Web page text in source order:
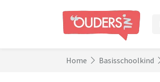
Home Basisschoolkind